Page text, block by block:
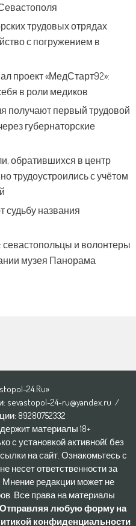
трудовых отрядах
с погружением в
проект «МедСтарт92»:
в роли медиков
получают первый трудовой
губернаторские
обратившихся в центр
трудоустроились с учётом
названия
и волонтеры
музея Панорама
24.Ru»
sevastopol-24-ru@yandex.ru /
8928O752332
материалы 18+
с установкой активной( без
на сайт. Ознакомьтесь с
несет ответственности за
редакции может не
Все права на материалы
Отправляя любую форму на
конфиденциальности